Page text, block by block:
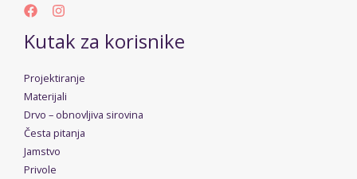
Kutak za korisnike
Projektiranje
Materijali
Drvo – obnovljiva sirovina
Česta pitanja
Jamstvo
Privole